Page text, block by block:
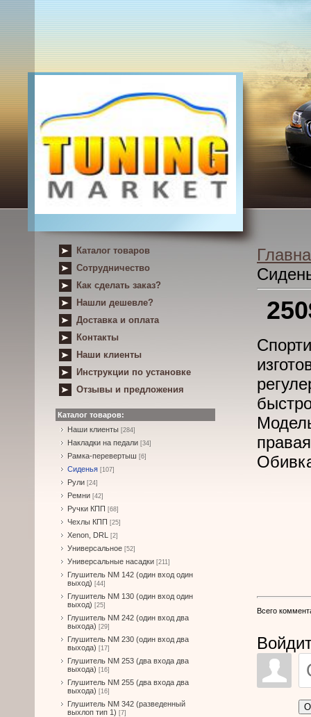
Каталог товаров
Сотрудничество
Как сделать заказ?
Нашли дешевле?
Доставка и оплата
Контакты
Наши клиенты
Инструкции по установке
Отзывы и предложения
Каталог товаров:
Наши клиенты [284]
Накладки на педали [34]
Рамка-перевертыш [6]
Сиденья [107]
Рули [24]
Ремни [42]
Ручки КПП [68]
Чехлы КПП [25]
Xenon, DRL [2]
Универсальное [52]
Универсальные насадки [211]
Глушитель NM 142 (один вход один
выход) [44]
Глушитель NM 130 (один вход один
выход) [25]
Глушитель NM 242 (один вход два
выхода) [29]
Глушитель NM 230 (один вход два
выхода) [17]
Глушитель NM 253 (два входа два
выхода) [16]
Глушитель NM 255 (два входа два
выхода) [16]
Глушитель NM 342 (разведенный
выхлоп тип 1) [7]
Всего